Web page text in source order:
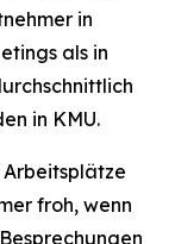
in
als in
in KMU.
froh, wenn